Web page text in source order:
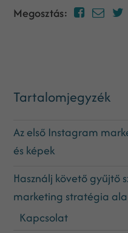
Megosztás:
Tartalomjegyzék
Az első Instagram
és képek
Használj követő gyűjtő
marketing stratégia
Kapcsolat